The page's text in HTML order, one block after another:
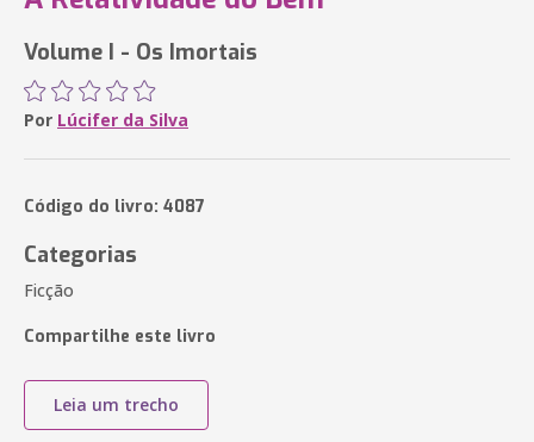
Volume I - Os Imortais
Por Lúcifer da Silva
Código do livro: 4087
Categorias
Ficção
Compartilhe este livro
Leia um trecho